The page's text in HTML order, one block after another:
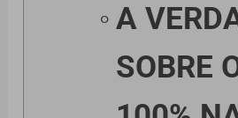
A
SOBRE